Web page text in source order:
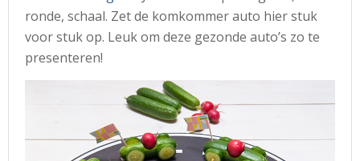
ronde, schaal. Zet de komkommer auto hier stuk
voor stuk op. Leuk om deze gezonde auto’s zo te
presenteren!